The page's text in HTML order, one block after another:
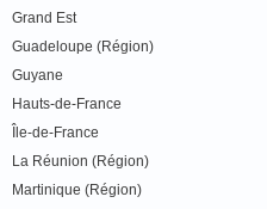
Grand Est
Guadeloupe (Région)
Guyane
Hauts-de-France
Île-de-France
La Réunion (Région)
Martinique (Région)